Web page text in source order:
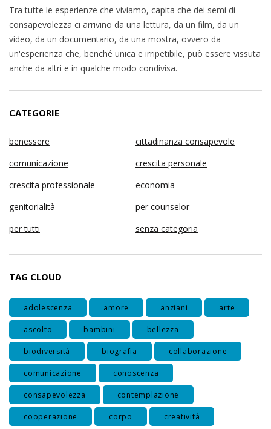
Tra tutte le esperienze che viviamo, capita che dei semi di
consapevolezza ci arrivino da una lettura, da un film, da un
video, da un documentario, da una mostra, ovvero da
un'esperienza che, benché unica e irripetibile, può essere vissuta
anche da altri e in qualche modo condivisa.
CATEGORIE
benessere
cittadinanza consapevole
comunicazione
crescita personale
crescita professionale
economia
genitorialità
per counselor
per tutti
senza categoria
TAG CLOUD
adolescenza amore anziani arte
ascolto bambini bellezza
biodiversità biografia collaborazione
comunicazione conoscenza
consapevolezza contemplazione
cooperazione corpo creatività